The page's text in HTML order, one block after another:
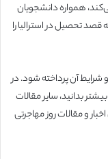
همواره دانشجویان
تحصیل در استرالیا را
آن پرداخته شود. در
بدانید، سایر مقالات
و مقالات روز مهاجرتی